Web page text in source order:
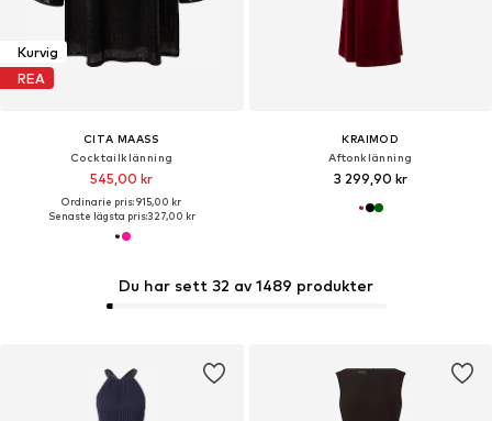
Kurvig
REA
CITA MAASS
Cocktailklänning
545,00 kr
Ordinarie pris: 915,00 kr
Senaste lägsta pris:327,00 kr
KRAIMOD
Aftonklänning
3 299,90 kr
Du har sett 32 av 1489 produkter